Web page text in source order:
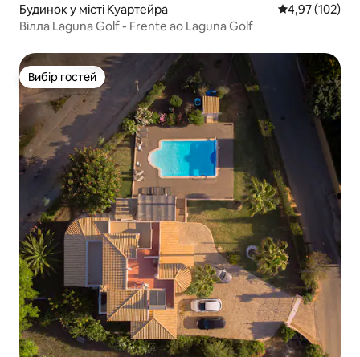
Будинок у місті Куартейра Середня
4,97 (102)
Вілла Laguna Golf - Frente ao Laguna Golf
Вибір гостей
Вибір гостей